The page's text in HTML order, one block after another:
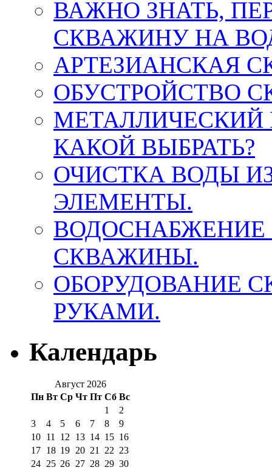
ВАЖНО ЗНАТЬ,
СКВАЖИНУ НА
АРТЕЗИАНСКАЯ
ОБУСТРОЙСТВО
КАКОЙ ВЫБРАТЬ?
ОЧИСТКА ВОДЫ
ЭЛЕМЕНТЫ.
ВОДОСНАБЖЕНИЕ
СКВАЖИНЫ.
ОБОРУДОВАНИЕ
РУКАМИ.
Календарь
Август 2026
Пн Вт Ср Чт Пт Сб Вс
1
2
3
4 5 6 7 8
9
10 11 12 13 14 15 16
17 18 19 20 21 22 23
24 25 26 27 28 29 30